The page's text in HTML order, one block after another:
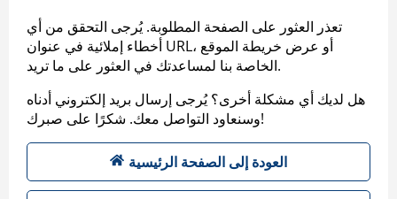
تعذر العثور على الصفحة المطلوبة. يُرجى التحقق من أي
أخطاء إملائية في عنوان URL، أو عرض خريطة الموقع
الخاصة بنا لمساعدتك في العثور على ما تريد.
هل لديك أي مشكلة أخرى؟ يُرجى إرسال بريد إلكتروني أدناه
وسنعاود التواصل معك. شكرًا على صبرك!
العودة إلى الصفحة الرئيسية